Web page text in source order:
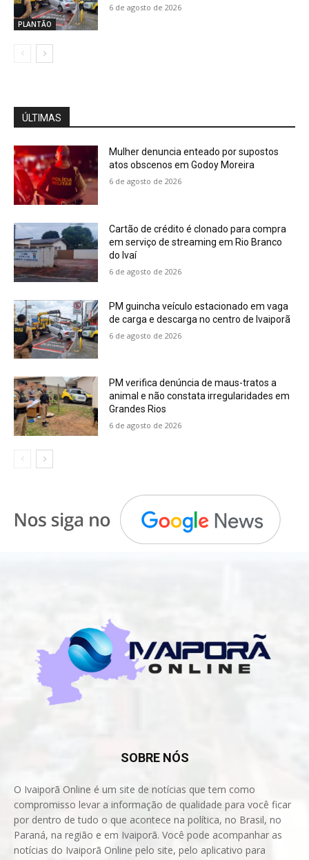
PLANTÃO
6 de agosto de 2026
ÚLTIMAS
Mulher denuncia enteado por supostos
atos obscenos em Godoy Moreira
6 de agosto de 2026
Cartão de crédito é clonado para compra
em serviço de streaming em Rio Branco
do Ivaí
6 de agosto de 2026
PM guincha veículo estacionado em vaga
de carga e descarga no centro de Ivaiporã
6 de agosto de 2026
PM verifica denúncia de maus-tratos a
animal e não constata irregularidades em
Grandes Rios
6 de agosto de 2026
SOBRE NÓS
O Ivaiporã Online é um site de notícias que tem como
compromisso levar a informação de qualidade para você ficar
por dentro de tudo o que acontece na política, no Brasil, no
Paraná, na região e em Ivaiporã. Você pode acompanhar as
notícias do Ivaiporã Online pelo site, pelo aplicativo para